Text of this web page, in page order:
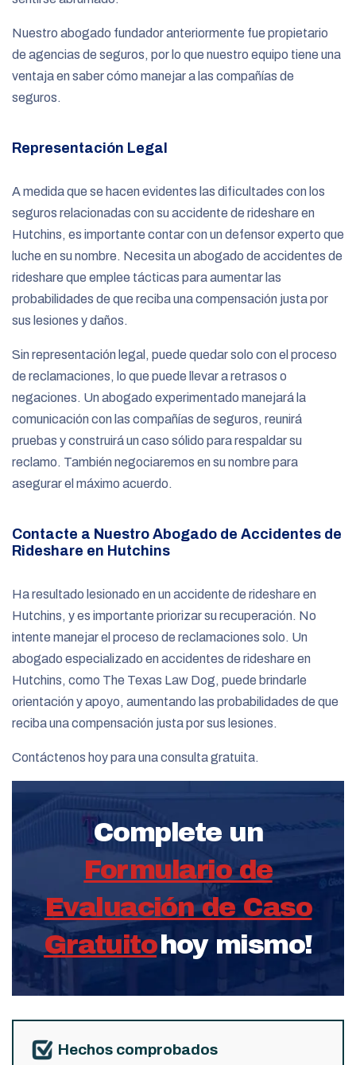
Nuestro abogado fundador anteriormente fue propietario
de agencias de seguros, por lo que nuestro equipo tiene una
ventaja en saber cómo manejar a las compañías de
seguros.
Representación Legal
A medida que se hacen evidentes las dificultades con los
seguros relacionadas con su accidente de rideshare en
Hutchins, es importante contar con un defensor experto que
luche en su nombre. Necesita un abogado de accidentes de
rideshare que emplee tácticas para aumentar las
probabilidades de que reciba una compensación justa por
sus lesiones y daños.
Sin representación legal, puede quedar solo con el proceso
de reclamaciones, lo que puede llevar a retrasos o
negaciones. Un abogado experimentado manejará la
comunicación con las compañías de seguros, reunirá
pruebas y construirá un caso sólido para respaldar su
reclamo. También negociaremos en su nombre para
asegurar el máximo acuerdo.
Contacte a Nuestro Abogado de Accidentes de
Rideshare en Hutchins
Ha resultado lesionado en un accidente de rideshare en
Hutchins, y es importante priorizar su recuperación. No
intente manejar el proceso de reclamaciones solo. Un
abogado especializado en accidentes de rideshare en
Hutchins, como The Texas Law Dog, puede brindarle
orientación y apoyo, aumentando las probabilidades de que
reciba una compensación justa por sus lesiones.
Contáctenos hoy para una consulta gratuita.
Complete un
Formulario de
Evaluación de Caso
Gratuitohoy mismo!
Hechos comprobados